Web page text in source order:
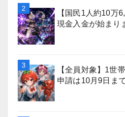
【国民1人約10万
現金入金が始まり
【全員対象】1世
申請は10月9日ま